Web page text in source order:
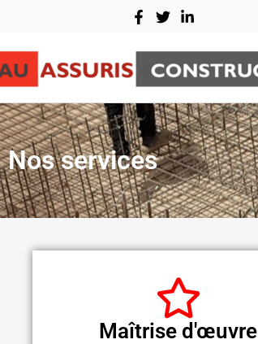
contenu
Nos services
Maîtrise d'œuvre